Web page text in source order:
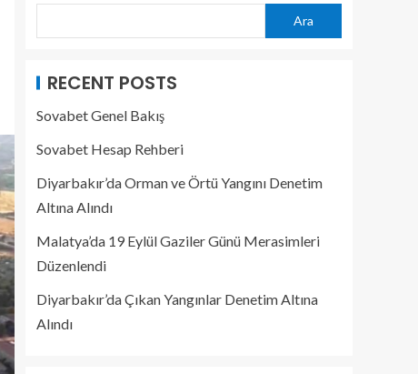
Ara
RECENT POSTS
Sovabet Genel Bakış
Sovabet Hesap Rehberi
Diyarbakır’da Orman ve Örtü Yangını Denetim
Altına Alındı
Malatya’da 19 Eylül Gaziler Günü Merasimleri
Düzenlendi
Diyarbakır’da Çıkan Yangınlar Denetim Altına
Alındı